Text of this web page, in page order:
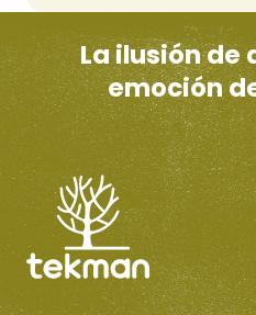
La ilusión de
emoción